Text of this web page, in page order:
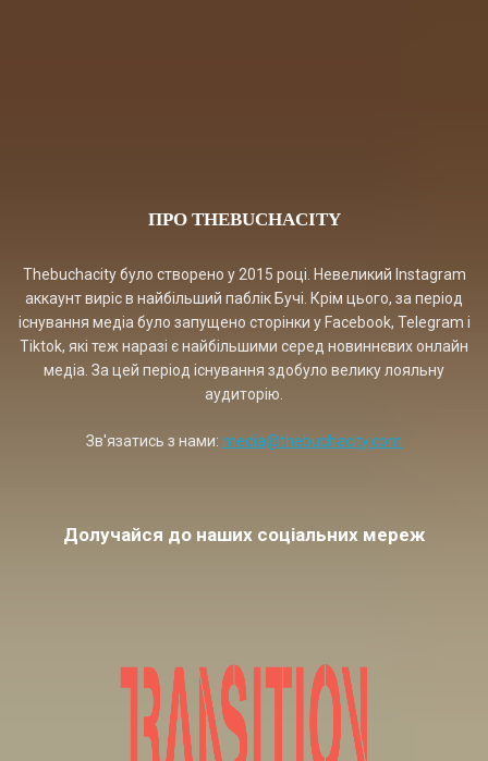
ПРО THEBUCHACITY
Thebuchacity було створено у 2015 році. Невеликий Instagram
аккаунт виріс в найбільший паблік Бучі. Крім цього, за період
існування медіа було запущено сторінки у Facebook, Telegram і
Tiktok, які теж наразі є найбільшими серед новиннєвих онлайн
медіа. За цей період існування здобуло велику лояльну
аудиторію.
Зв'язатись з нами: media@thebuchacity.com
Долучайся до наших соціальних мереж